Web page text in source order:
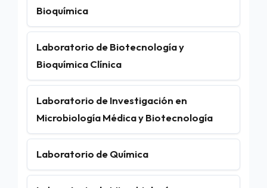
Bioquímica
Laboratorio de Biotecnología y
Bioquímica Clínica
Laboratorio de Investigación en
Microbiología Médica y Biotecnología
Laboratorio de Química